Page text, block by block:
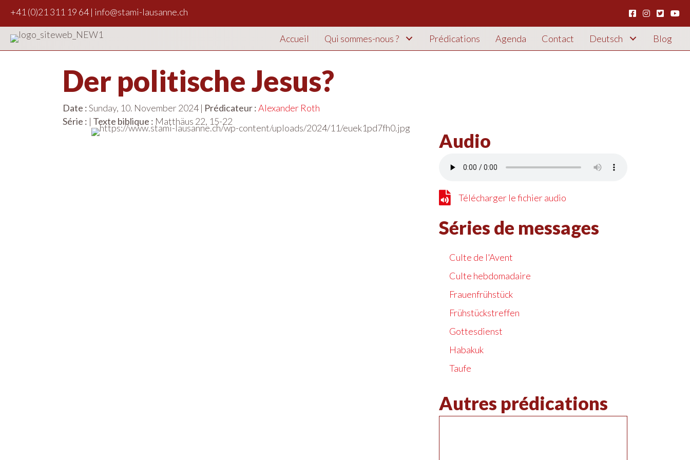
+41 (0)21 311 19 64| info@stami-lausanne.ch
Accueil Qui sommes-nous ? Prédications Agenda Contact Deutsch Blog
Der politische Jesus?
Date :Sunday, 10. November 2024 | Prédicateur :Alexander Roth
Série : | Texte biblique : Matthäus 22, 15-22
Audio
Télécharger le fichier audio
Télécharger le fichier audio
Séries de messages
Culte de l'Avent
Culte hebdomadaire
Frauenfrühstück
Frühstückstreffen
Gottesdienst
Habakuk
Taufe
Autres prédications